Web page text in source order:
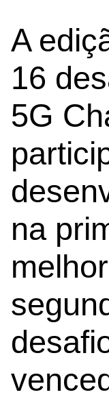
A
16
5G
na